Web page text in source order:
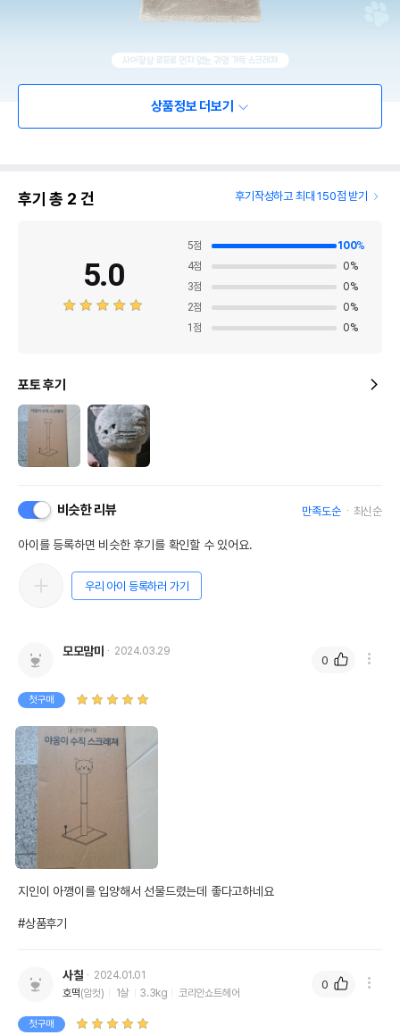
상품정보 더보기
후기 총 2 건 후기작성하고 최대 150점 받기
5.0
5점 100%
4점 0%
3점 0%
2점 0%
1 점 0%
포토 후기
비슷한 리뷰 만족도순 최신순
아이를 등록하면 비슷한 후기를 확인할 수 있어요.
우리 아이 등록하러 가기
모모맘마 2024.03.29
첫구매
지인이 아깽이를 입양해서 선물드렸는데 좋다고하네요
#상품후기
0
사칠
2024.01.01
호떡(암컷) 1살 3.3kg 코리안쇼트헤어
첫구매
0